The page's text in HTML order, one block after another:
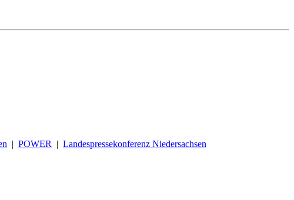
| POWER | Landespressekonferenz Niedersachsen